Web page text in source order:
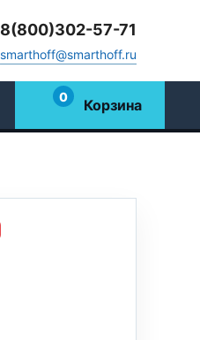
8(800)302-57-71
smarthoff@smarthoff.ru
0 Корзина